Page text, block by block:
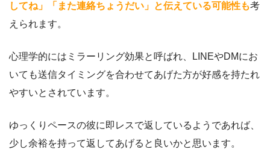
してね」「また連絡ちょうだい」と伝えている可能性も考
えられます。
心理学的にはミラーリング効果と呼ばれ、LINEやDMにお
いても送信タイミングを合わせてあげた方が好感を持たれ
やすいとされています。
ゆっくりペースの彼に即レスで返しているようであれば、
少し余裕を持って返してあげると良いかと思います。